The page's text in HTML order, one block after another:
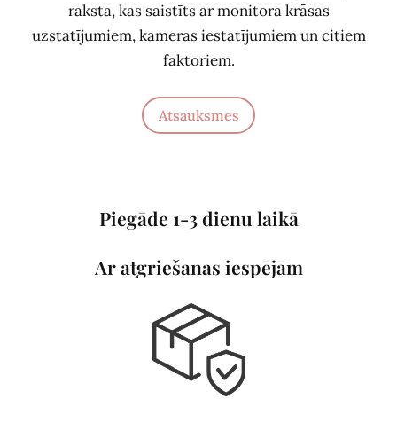
raksta, kas saistīts ar monitora krāsas
uzstatījumiem, kameras iestatījumiem un citiem
faktoriem.
Atsauksmes
Piegāde 1-3 dienu laikā
Ar atgriešanas iespējām